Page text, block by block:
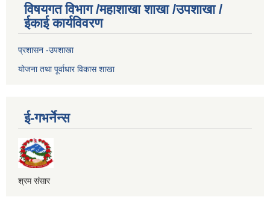
विषयगत विभाग /महाशाखा शाखा /उपशाखा /
ईकाई कार्यविवरण
प्रशासन -उपशाखा
योजना तथा पूर्वाधार विकास शाखा
ई-गभर्नेन्स
श्रम संसार